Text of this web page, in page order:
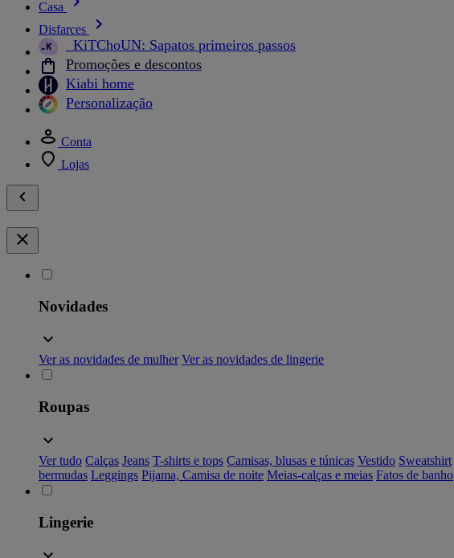
Casa
Disfarces
_KiTChoUN: Sapatos primeiros passos
Promoções e descontos
Kiabi home
Personalização
Conta
Lojas
Novidades
Ver as novidades de mulher Ver as novidades de lingerie
Roupas
Ver tudo Calças Jeans T-shirts e tops Camisas, blusas e túnicas Vestido Sweatshirt
bermudas Leggings Pijama, Camisa de noite Meias-calças e meias Fatos de banho
Lingerie